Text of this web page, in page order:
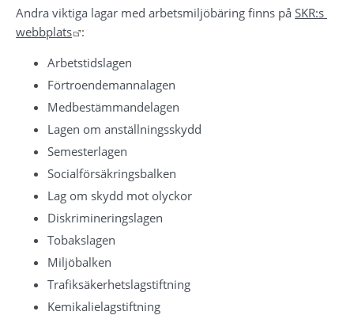
Andra viktiga lagar med arbetsmiljöbäring finns på SKR:s
webbplats
Länk till annan webbplats.
:
Arbetstidslagen
Förtroendemannalagen
Medbestämmandelagen
Lagen om anställningsskydd
Semesterlagen
Socialförsäkringsbalken
Lag om skydd mot olyckor
Diskrimineringslagen
Tobakslagen
Miljöbalken
Trafiksäkerhetslagstiftning
Kemikalielagstiftning